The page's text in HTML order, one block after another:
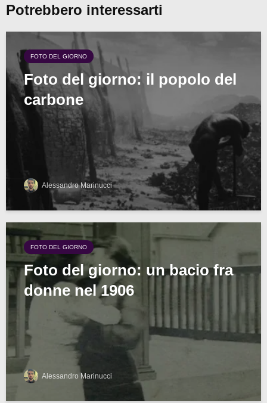
Potrebbero interessarti
FOTO DEL GIORNO
Foto del giorno: il popolo del
carbone
Alessandro Marinucci
FOTO DEL GIORNO
Foto del giorno: un bacio fra
donne nel 1906
Alessandro Marinucci